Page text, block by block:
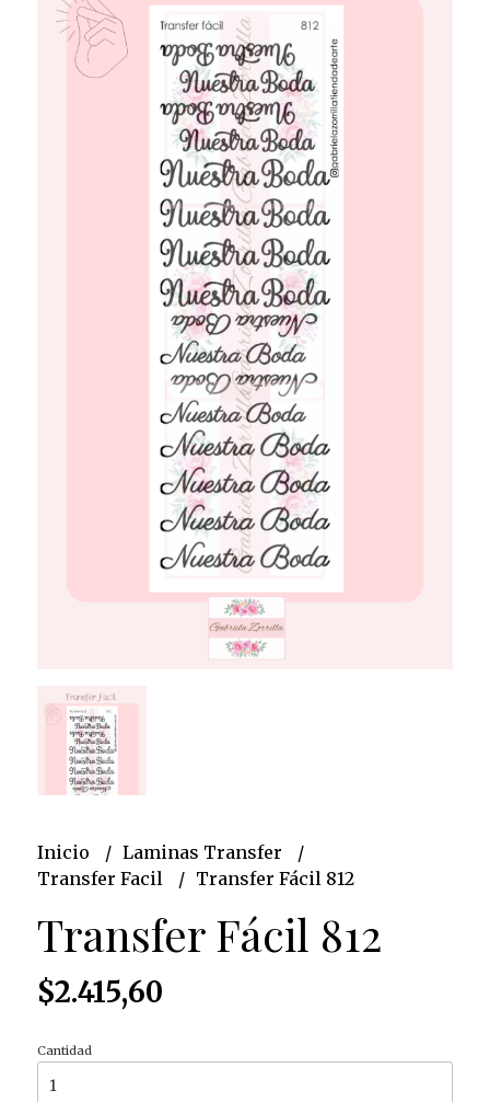
Inicio
Laminas Transfer
Transfer Facil
Transfer Fácil 812
Transfer Fácil 812
$2.415,60
Cantidad